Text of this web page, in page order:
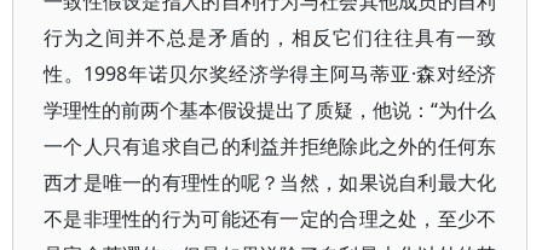
行为之间并不总是矛盾的，相反它们往往具有一致
性。1998年诺贝尔奖经济学得主阿马蒂亚·森对经济
学理性的前两个基本假设提出了质疑，他说：“为什么
一个人只有追求自己的利益并拒绝除此之外的任何东
西才是唯一的有理性的呢？当然，如果说自利最大化
不是非理性的行为可能还有一定的合理之处，至少不